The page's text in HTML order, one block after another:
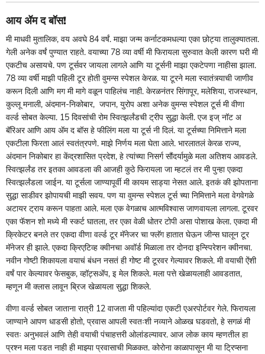
आय ॲम द बॉस!
मी माधवी मुतालिक, वय अवघे 84 वर्षं. माझा जन्म कर्नाटकमधल्या एका छोट्या तालुक्यातला.
गेली अनेक वर्षं पुण्यात राहते. वयाच्या 78 व्या वर्षी मी फिरायला सुरुवात केली कारण घरी मी
एकटीच असायचे. पण टूर्सवर जायला लागले आणि या टूर्सनी माझा एकटेपणा नाहीसा झाला.
78 व्या वर्षी माझी पहिली टूर होती वुमन्स स्पेशल केरळ. या टूरने मला स्वातंत्र्याची जाणीव
करून दिली आणि मग मी मागे वळून पाहिलंच नाही. केरळनंतर सिंगापूर, मलेशिया, राजस्थान,
कुल्लू मनाली, अंदमान-निकोबार, जपान, युरोप अशा अनेक वुमन्स स्पेशल टूर्स मी वीणा
वर्ल्ड सोबत केल्या. 15 दिवसांची रोम स्वित्झर्लंडची ट्रीप सुद्धा केली. एज इज्‌‍ नॉट अ
बॅरिअर आणि आय ॲम द बॉस हे फीलिंग मला या टूर्स नी दिलं. या टूर्सच्या निमित्ताने मला
एकटीला फिरता आलं स्वतंत्रपणे. माझे निर्णय मला घेता आले. भारलातलं केरळ राज्य,
अंदमान निकोबार हा केंद्रशासित प्रदेश, हे त्यांच्या निसर्ग सौंदर्यामुळे मला अतिशय आवडले.
स्वित्झर्लंड तर इतका आवडला की आजही कुठे फिरायला जा म्हटलं तर मी पुन्हा एकदा
स्वित्झर्लंडला जाईन. या टूर्सला जाण्यापूर्वी मी कायम साड्या नेसत आले. इतकं की झोपताना
सुद्धा साडीवर झोपायची माझी सवय. पण या वुमन्स स्पेशल टूर्स च्या निमित्ताने मला वेगवेगळे
अटायर ट्राय करून पाहता आले. मला एक वेगळाच आत्मविश्वास जाणवायला लागला. टूरवर
एका फॅशन शो मध्ये मी स्कर्ट घातला, तर एका वेळी धोतर टोपी असा पोशाख केला. एकदा मी
क्रिकेटर बनले तर एकदा वीणा वर्ल्ड टूर मॅनेजर चा फ्लॅग हातात घेऊन जीन्स घालून टूर
मॅनेजर ही झाले. एकदा क्रिएटिव्ह क्वीनचा अवॉर्ड मिळाला तर दोनदा इन्स्पिरेशन क्वीनचा.
नवीन गोष्टी शिकायला वयाचं बंधन नसतं ही गोष्ट मी टूरवर गेल्यावर शिकले. मी वयाची ऐंशी
वर्षं पार केल्यावर फेसबुक, व्हॉट्सॲप, इ मेल शिकले. मला पत्ते खेळायलाही आवडतात,
म्हणून मी क्लास लावून ब्रिज खेळायला सुद्धा शिकले.
वीणा वर्ल्ड सोबत जाताना रात्री 12 वाजता मी पहिल्यांदा एकटी एअरपोर्टवर गेले. फिरायला
जाण्याने आपण धाडसी होतो, प्रवास आपली स्वतःशी नव्याने ओळख घडवतो, हे सगळं मी
स्वतः अनुभवलं आणि तेही वयाची पंचाहत्तरी ओलांडल्यावर. आज लोक काय म्हणतील हा
प्रश्न मला पडत नाही ही माझ्या प्रवासाची मिळकत. कोरोना काळापासून मी या ट्रिप्सना